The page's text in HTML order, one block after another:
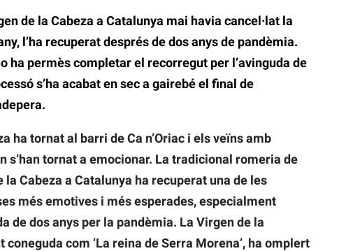
de la Cabeza a Catalunya mai havia cancel·lat la
l’ha recuperat després de dos anys de pandèmia.
ha permès completar el recorregut per l’avinguda de
s’ha acabat en sec a gairebé el final de
ha tornat al barri de Ca n’Oriac i els veïns amb
s’han tornat a emocionar. La tradicional romeria de
la Cabeza a Catalunya ha recuperat una de les
més emotives i més esperades, especialment
de dos anys per la pandèmia. La Virgen de la
coneguda com ‘La reina de Serra Morena’, ha omplert